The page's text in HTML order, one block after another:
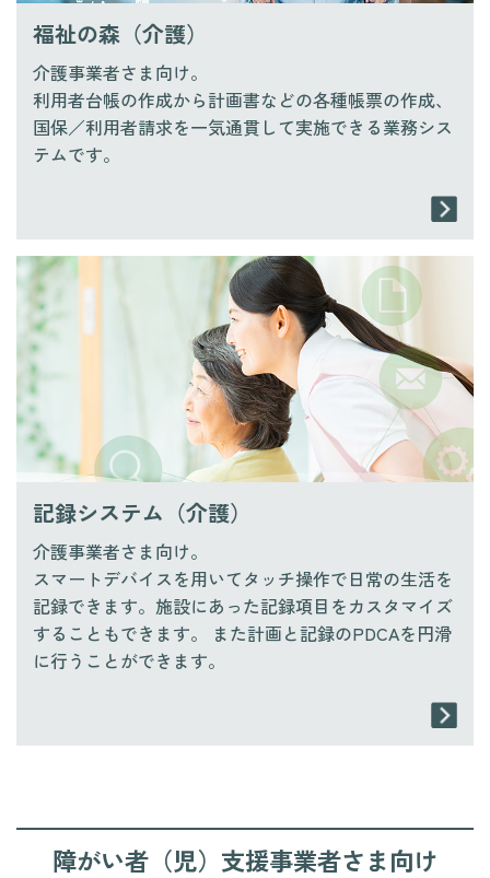
福祉の森（介護）
介護事業者さま向け。
利用者台帳の作成から計画書などの各種帳票の作成、
国保／利用者請求を一気通貫して実施できる業務シス
テムです。
記録システム（介護）
介護事業者さま向け。
スマートデバイスを用いてタッチ操作で日常の生活を
記録できます。施設にあった記録項目をカスタマイズ
することもできます。 また計画と記録のPDCAを円滑
に行うことができます。
障がい者（児）支援事業者さま向け